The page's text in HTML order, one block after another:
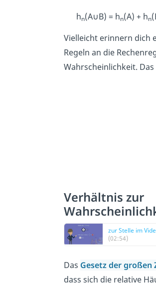
hn(A∪B) = hn(A) + hn
Vielleicht erinnern dich
Regeln an die
Wahrscheinlichkeit.
Verhältnis zur
zur Stelle im
(02:54)
Das Gesetz der großen
dass sich die relative